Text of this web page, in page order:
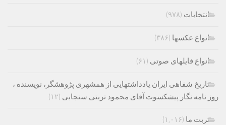
انتخابات (۹۷۸)
انواع عکسها (۳۸۶)
انواع فایلهای صوتی (۶۱)
تاریخ شفاهی ایران یادداشتهایی از همشهری پژوهشگر، نویسنده ،
روز نامه نگار پیشکسوت آقای محمود تربتی سنجابی (۱۲)
تربت ما (۱,۰۱۶)